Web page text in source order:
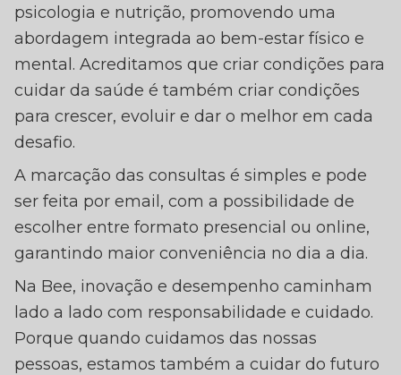
psicologia e nutrição, promovendo uma
abordagem integrada ao bem-estar físico e
mental. Acreditamos que criar condições para
cuidar da saúde é também criar condições
para crescer, evoluir e dar o melhor em cada
desafio.
A marcação das consultas é simples e pode
ser feita por email, com a possibilidade de
escolher entre formato presencial ou online,
garantindo maior conveniência no dia a dia.
Na Bee, inovação e desempenho caminham
lado a lado com responsabilidade e cuidado.
Porque quando cuidamos das nossas
pessoas, estamos também a cuidar do futuro